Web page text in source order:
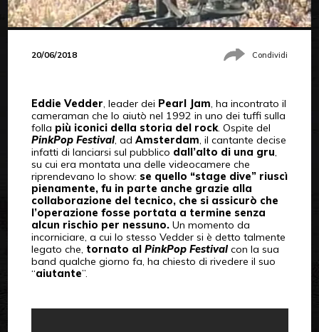
20/06/2018 Condividi
Eddie Vedder, leader dei Pearl Jam, ha incontrato il
cameraman che lo aiutò nel 1992 in uno dei tuffi sulla
folla più iconici della storia del rock. Ospite del
PinkPop Festival, ad Amsterdam, il cantante decise
infatti di lanciarsi sul pubblico dall’alto di una gru,
su cui era montata una delle videocamere che
riprendevano lo show: se quello “stage dive” riuscì
pienamente, fu in parte anche grazie alla
collaborazione del tecnico, che si assicurò che
l’operazione fosse portata a termine senza
alcun rischio per nessuno.Un momento da
incorniciare, a cui lo stesso Vedder si è detto talmente
legato che, tornato al PinkPop Festivalcon la sua
band qualche giorno fa, ha chiesto di rivedere il suo
“aiutante”.